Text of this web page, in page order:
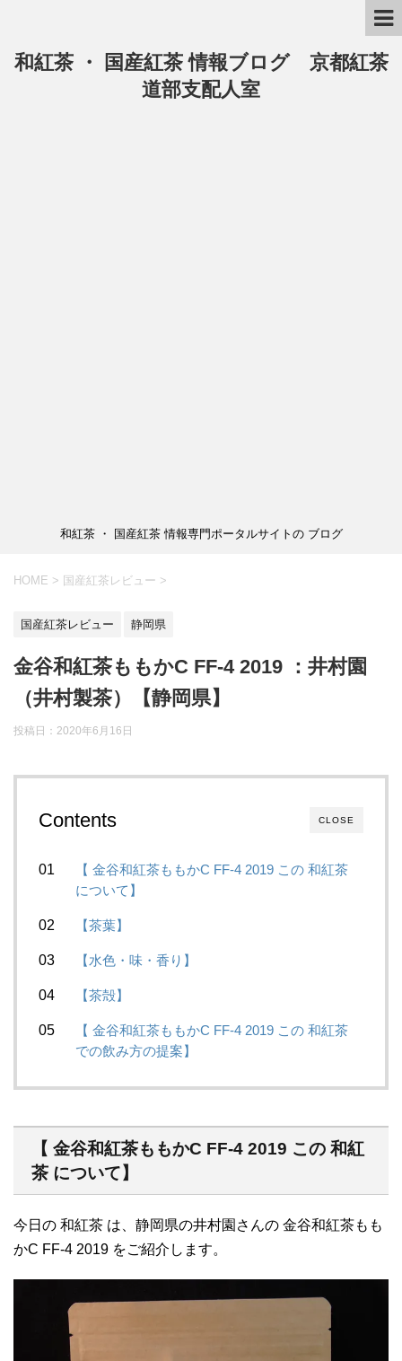
和紅茶 ・ 国産紅茶 情報ブログ 京都紅茶
道部支配人室
和紅茶 ・ 国産紅茶 情報専門ポータルサイトの ブログ
HOME > 国産紅茶レビュー >
国産紅茶レビュー 静岡県
金谷和紅茶ももかC FF-4 2019 ：井村園
（井村製茶）【静岡県】
投稿日： 2020年6月16日
CLOSE
Contents
【 金谷和紅茶ももかC FF-4 2019 この 和紅茶
について】
【茶葉】
【水色・味・香り】
【茶殻】
【 金谷和紅茶ももかC FF-4 2019 この 和紅茶
での飲み方の提案】
【 金谷和紅茶ももかC FF-4 2019 この 和紅
茶 について】
今日の 和紅茶 は、静岡県の井村園さんの 金谷和紅茶もも
かC FF-4 2019 をご紹介します。